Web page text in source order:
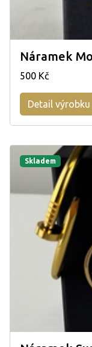
Náramek
500 Kč
Detail výrobku
Skladem